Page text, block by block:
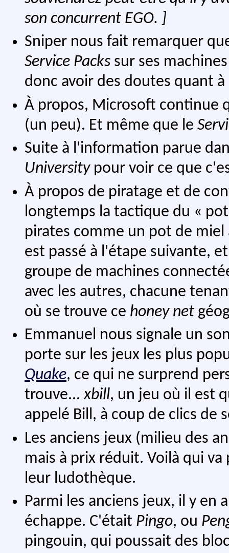
son concurrent EGO. ]
Sniper nous fait remarquer
Service Packs sur ses
donc avoir des doutes quant
À propos, Microsoft continue
(un peu). Et même que le
Suite à l'information parue
Universitypour voir ce que
À propos de piratage et de
longtemps la tactique du «
pirates comme un pot de
est passé à l'étape suivante,
groupe de machines
avec les autres, chacune
où se trouve ce honey net
Emmanuel nous signale un
porte sur les jeux les plus
Quake, ce qui ne surprend
trouve...xbill, un jeu où il est
appelé Bill, à coup de clics de
Les anciens jeux (milieu des
mais à prix réduit. Voilà qui
leur ludothèque.
Parmi les anciens jeux, il y en
échappe. C'était Pingo, ou
pingouin, qui poussait des